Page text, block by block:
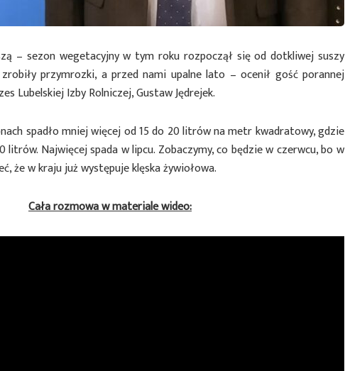
– sezon wegetacyjny w tym roku rozpoczął się od dotkliwej suszy
przymrozki, a przed nami upalne lato – ocenił gość porannej
Lubelskiej Izby Rolniczej, Gustaw Jędrejek.
spadło mniej więcej od 15 do 20 litrów na metr kwadratowy, gdzie
Najwięcej spada w lipcu. Zobaczymy, co będzie w czerwcu, bo w
że w kraju już występuje klęska żywiołowa.
Cała rozmowa w materiale wideo: